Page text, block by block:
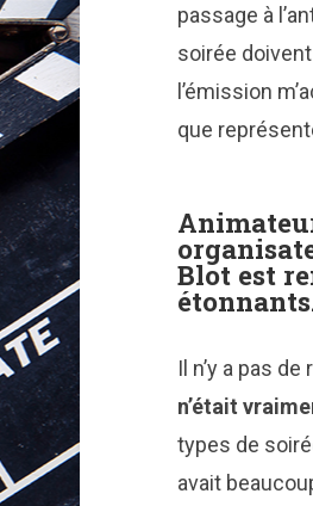
passage à
soirée
l’émission
que
Blot est
Il n’y a pas
n’était
types de
avait